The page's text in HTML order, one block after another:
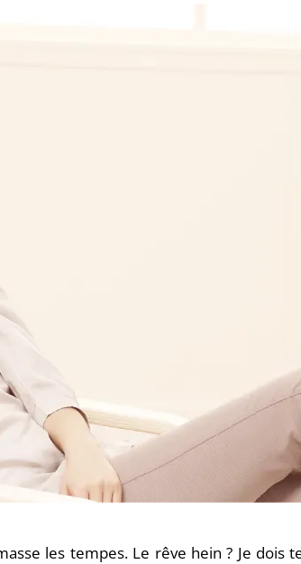
les tempes. Le rêve hein ? Je dois